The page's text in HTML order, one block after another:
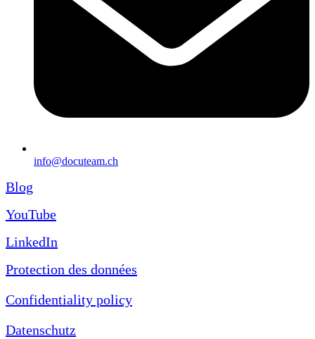
info@docuteam.ch
Blog
YouTube
LinkedIn
Protection des données
Confidentiality policy
Datenschutz